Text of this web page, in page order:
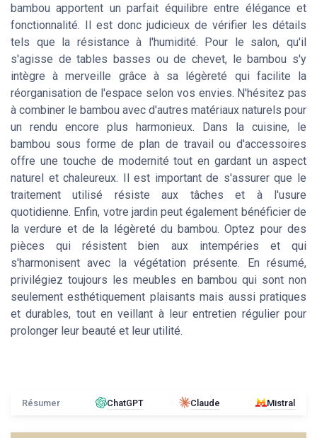
bambou apportent un parfait équilibre entre élégance et
fonctionnalité. Il est donc judicieux de vérifier les détails
tels que la résistance à l'humidité. Pour le salon, qu'il
s'agisse de tables basses ou de chevet, le bambou s'y
intègre à merveille grâce à sa légèreté qui facilite la
réorganisation de l'espace selon vos envies. N'hésitez pas
à combiner le bambou avec d'autres matériaux naturels pour
un rendu encore plus harmonieux. Dans la cuisine, le
bambou sous forme de plan de travail ou d'accessoires
offre une touche de modernité tout en gardant un aspect
naturel et chaleureux. Il est important de s'assurer que le
traitement utilisé résiste aux tâches et à l'usure
quotidienne. Enfin, votre jardin peut également bénéficier de
la verdure et de la légèreté du bambou. Optez pour des
pièces qui résistent bien aux intempéries et qui
s'harmonisent avec la végétation présente. En résumé,
privilégiez toujours les meubles en bambou qui sont non
seulement esthétiquement plaisants mais aussi pratiques
et durables, tout en veillant à leur entretien régulier pour
prolonger leur beauté et leur utilité.
Résumer ChatGPT Claude Mistral